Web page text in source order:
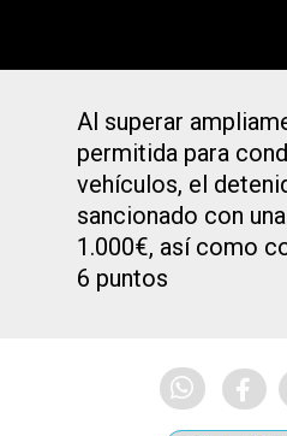
Al superar
permitida para
vehículos, el
sancionado con
1.000€, así como
6 puntos